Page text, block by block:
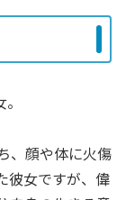
、顔や体に火傷
彼女ですが、偉